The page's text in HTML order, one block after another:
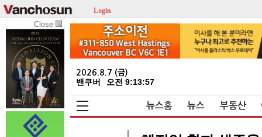
Login
Close
2026.8.7 (금)
밴쿠버 오전 9:13:57
뉴스홈 뉴스 부동산